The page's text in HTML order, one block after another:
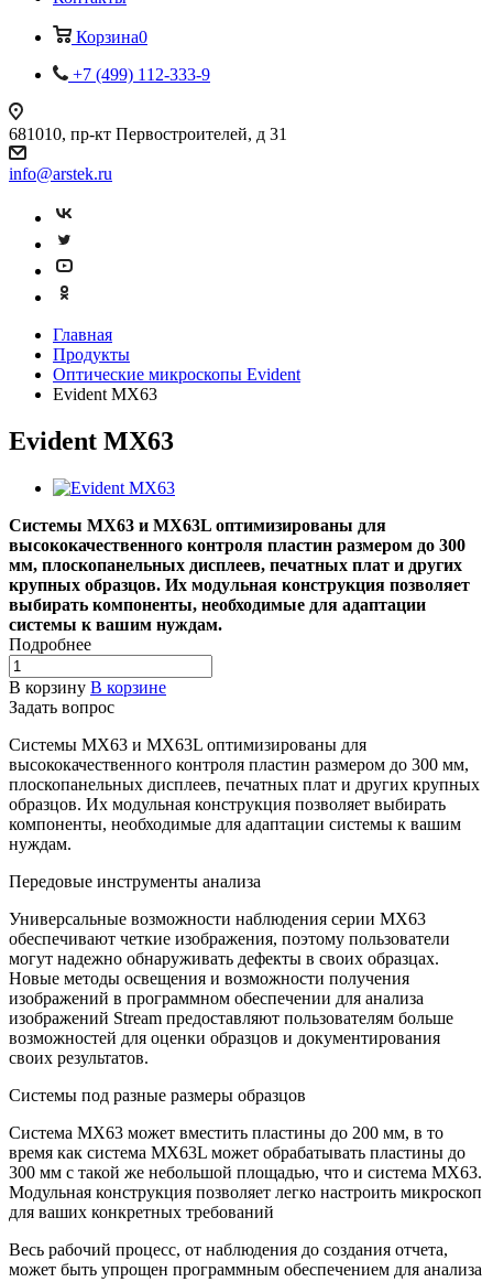
Корзина0
+7 (499) 112-333-9
681010, пр-кт Первостроителей, д 31
info@arstek.ru
Главная
Продукты
Оптические микроскопы Evident
Evident MX63
Evident MX63
Системы MX63 и MX63L оптимизированы для
высококачественного контроля пластин размером до 300
мм, плоскопанельных дисплеев, печатных плат и других
крупных образцов. Их модульная конструкция позволяет
выбирать компоненты, необходимые для адаптации
системы к вашим нуждам.
Подробнее
В корзину В корзине
Задать вопрос
Системы MX63 и MX63L оптимизированы для
высококачественного контроля пластин размером до 300 мм,
плоскопанельных дисплеев, печатных плат и других крупных
образцов. Их модульная конструкция позволяет выбирать
компоненты, необходимые для адаптации системы к вашим
нуждам.
Передовые инструменты анализа
Универсальные возможности наблюдения серии MX63
обеспечивают четкие изображения, поэтому пользователи
могут надежно обнаруживать дефекты в своих образцах.
Новые методы освещения и возможности получения
изображений в программном обеспечении для анализа
изображений Stream предоставляют пользователям больше
возможностей для оценки образцов и документирования
своих результатов.
Системы под разные размеры образцов
Система MX63 может вместить пластины до 200 мм, в то
время как система MX63L может обрабатывать пластины до
300 мм с такой же небольшой площадью, что и система MX63.
Модульная конструкция позволяет легко настроить микроскоп
для ваших конкретных требований
Весь рабочий процесс, от наблюдения до создания отчета,
может быть упрощен программным обеспечением для анализа